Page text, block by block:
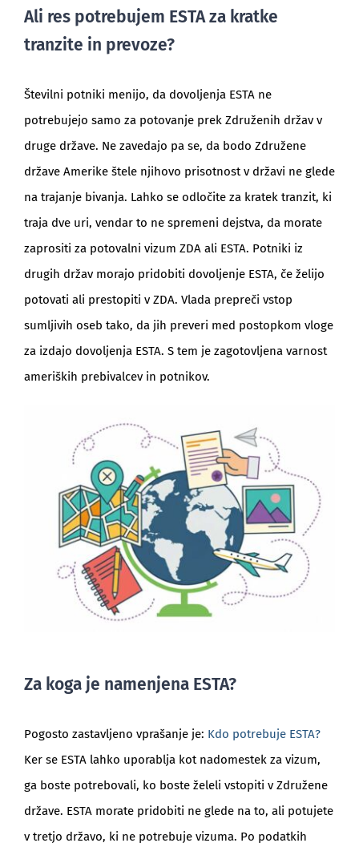
Ali res potrebujem ESTA za kratke
tranzite in prevoze?
Številni potniki menijo, da dovoljenja ESTA ne
potrebujejo samo za potovanje prek Združenih držav v
druge države. Ne zavedajo pa se, da bodo Združene
države Amerike štele njihovo prisotnost v državi ne glede
na trajanje bivanja. Lahko se odločite za kratek tranzit, ki
traja dve uri, vendar to ne spremeni dejstva, da morate
zaprositi za potovalni vizum ZDA ali ESTA. Potniki iz
drugih držav morajo pridobiti dovoljenje ESTA, če želijo
potovati ali prestopiti v ZDA. Vlada prepreči vstop
sumljivih oseb tako, da jih preveri med postopkom vloge
za izdajo dovoljenja ESTA. S tem je zagotovljena varnost
ameriških prebivalcev in potnikov.
Za koga je namenjena ESTA?
Pogosto zastavljeno vprašanje je: Kdo potrebuje ESTA?
Ker se ESTA lahko uporablja kot nadomestek za vizum,
ga boste potrebovali, ko boste želeli vstopiti v Združene
države. ESTA morate pridobiti ne glede na to, ali potujete
v tretjo državo, ki ne potrebuje vizuma. Po podatkih